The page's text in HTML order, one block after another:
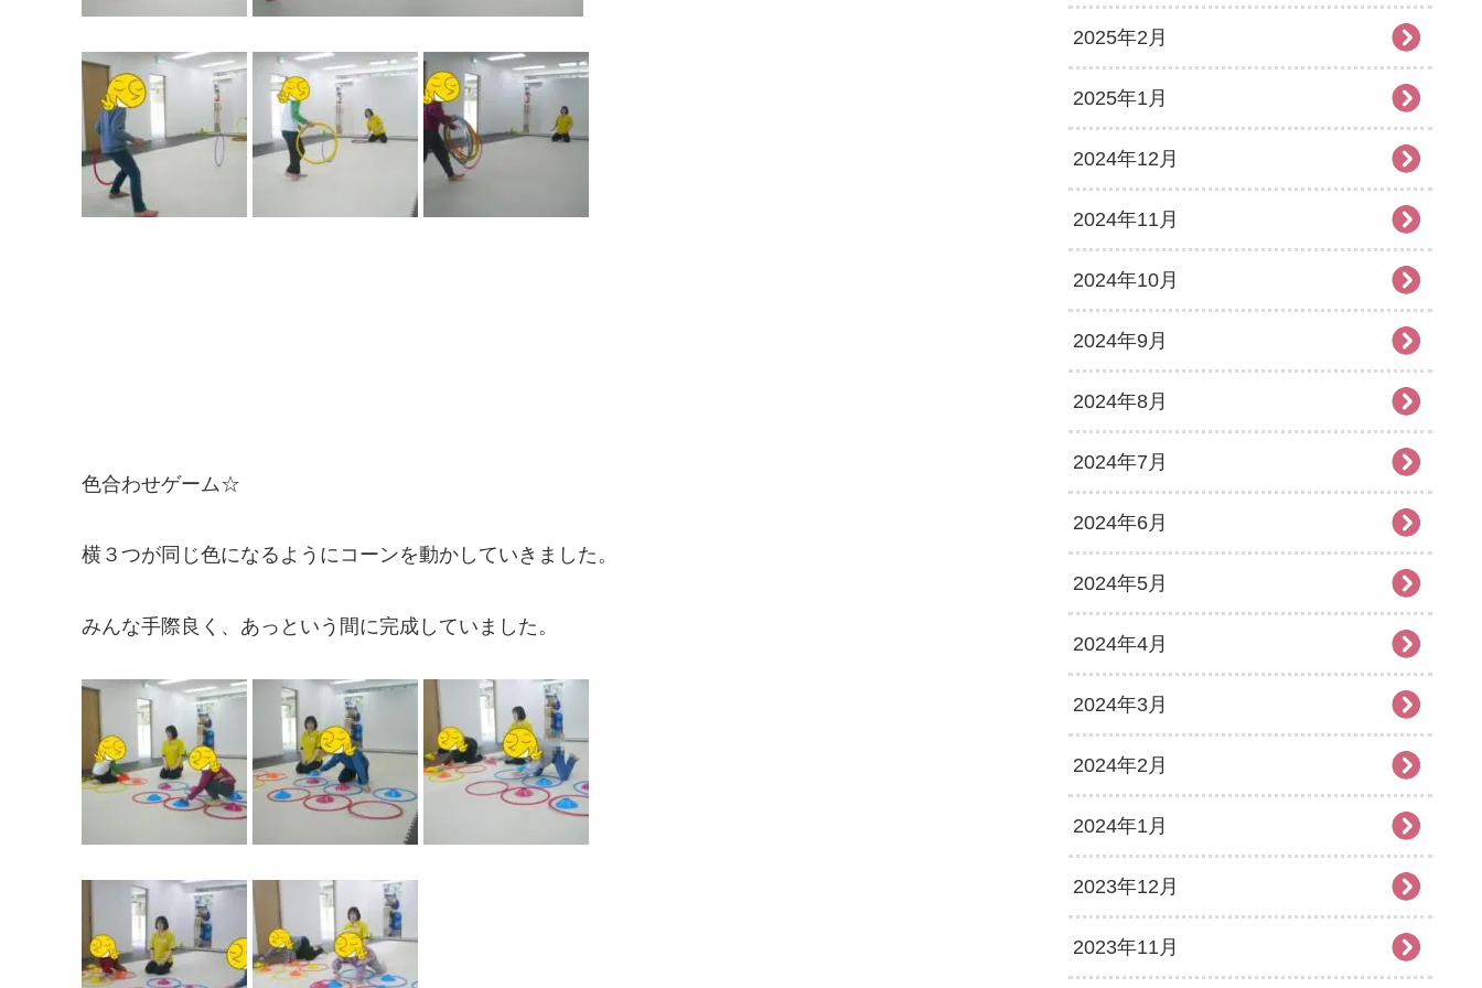
色合わせゲーム☆
横３つが同じ色になるようにコーンを動かしていきました。
みんな手際良く、あっという間に完成していました。
2025年2月
2025年1月
2024年12月
2024年11月
2024年10月
2024年9月
2024年8月
2024年7月
2024年6月
2024年5月
2024年4月
2024年3月
2024年2月
2024年1月
2023年12月
2023年11月